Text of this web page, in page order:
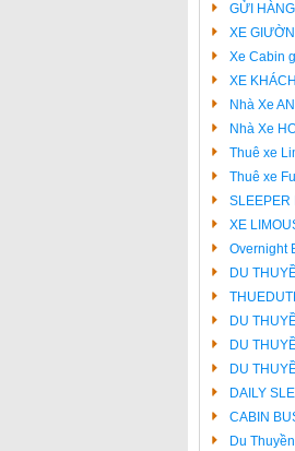
GỬI
XE
Xe Cabin
XE
Nhà Xe
Nhà Xe
Thuê xe
Thuê xe
SLEEPER
XE
Overnight
DU
DU
DU
DU
DAILY
CABIN
Du